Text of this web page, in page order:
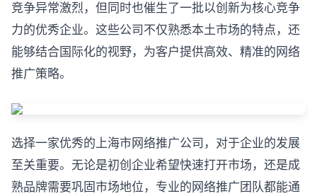
竞争异常激烈，但同时也催生了一批以创新为核心竞争
力的优秀企业。这些公司不仅熟悉本土市场的特点，还
能够结合国际化的视野，为客户提供高效、精准的网络
推广策略。
选择一家优秀的上海市网络推广公司，对于企业的发展
至关重要。无论是初创企业希望快速打开市场，还是成
熟品牌需要巩固市场地位，专业的网络推广团队都能通